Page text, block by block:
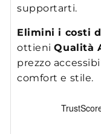
supportarti.
Elimini i costi
ottieniQualità
prezzo
comfort e stile.